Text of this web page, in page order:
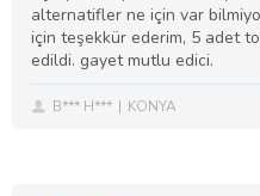
alternatifler ne için var
için teşekkür ederim, 5 adet
edildi. gayet mutlu edici.
B*** H*** KONYA